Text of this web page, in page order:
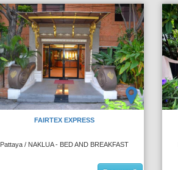
FAIRTEX EXPRESS
Pattaya / NAKLUA - BED AND BREAKFAST